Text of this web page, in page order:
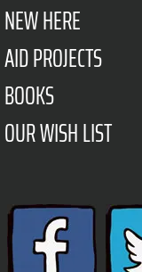
NEW HERE
AID PROJECTS
BOOKS
OUR WISH LIST